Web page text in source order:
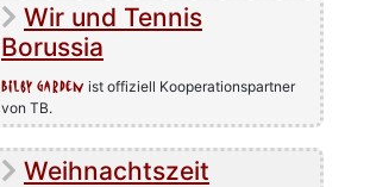
Wir und Tennis
Borussia
Bilby Garden ist offiziell Kooperationspartner
von TB.
Weihnachtszeit